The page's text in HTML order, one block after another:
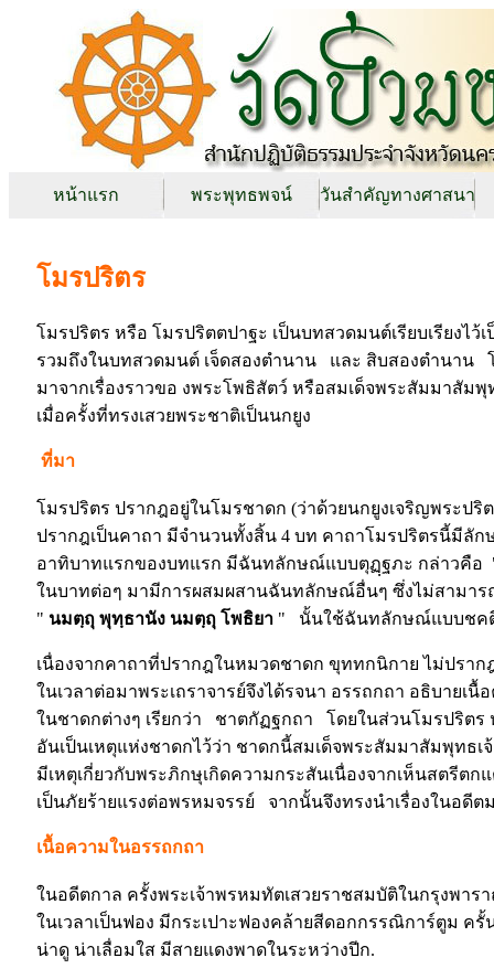
หน้าแรก พระพุทธพจน์ วันสำคัญทางศาสนา
โมรปริตร
โมรปริตร หรือ โมรปริตตปาฐะ เป็นบทสวดมนต์เรียบเรียง
รวมถึงในบทสวดมนต์ เจ็ดสองตำนาน และ สิบสองตำนาน
มาจากเรื่องราวขอ งพระโพธิสัตว์ หรือสมเด็จพระสัมมาสัม
เมื่อครั้งที่ทรงเสวยพระชาติเป็นนกยูง
ที่มา
โมรปริตร ปรากฎอยู่ในโมรชาดก (ว่าด้วยนกยูงเจริญพระ
ปรากฎเป็นคาถา มีจำนวนทั้งสิ้น 4 บท คาถาโมรปริตรนี้มี
อาทิบาทแรกของบทแรก มีฉันทลักษณ์แบบตุฏฺฐภะ กล่าวคือ
ในบาทต่อๆ มามีการผสมผสานฉันทลักษณ์อื่นๆ ซึ่งไม่สามาร
" นมตฺถุ พุทฺธานัง นมตฺถุ โพธิยา " นั้นใช้ฉันทลักษณ์แบบชค
เนื่องจากคาถาที่ปรากฎในหมวดชาดก ขุททกนิกาย ไม่ปราก
ในเวลาต่อมาพระเถราจารย์จึงได้รจนา อรรถกถา อธิบายเนื้
ในชาดกต่างๆ เรียกว่า ชาตกัฏฐกถา โดยในส่วนโมรปริตร
อันเป็นเหตุแห่งชาดกไว้ว่า ชาดกนี้สมเด็จพระสัมมาสัมพุท
มีเหตุเกี่ยวกับพระภิกษุเกิดความกระสันเนื่องจากเห็นสตรีตก
เป็นภัยร้ายแรงต่อพรหมจรรย์ จากนั้นจึงทรงนำเรื่องในอดีต
เนื้อความในอรรถกถา
ในอดีตกาล ครั้งพระเจ้าพรหมทัตเสวยราชสมบัติในกรุงพา
ในเวลาเป็นฟอง มีกระเปาะฟองคล้ายสีดอกกรรณิการ์ตูม ค
น่าดู น่าเลื่อมใส มีสายแดงพาดในระหว่างปีก.